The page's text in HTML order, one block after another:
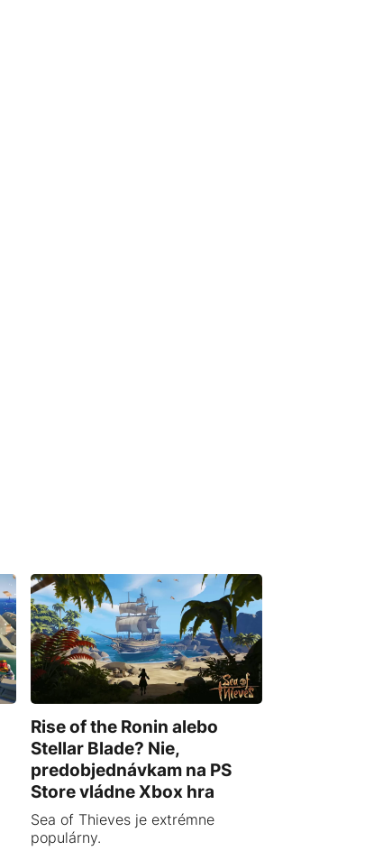
Rise of the Ronin alebo
Stellar Blade? Nie,
predobjednávkam na PS
Store vládne Xbox hra
Sea of Thieves je extrémne
populárny.